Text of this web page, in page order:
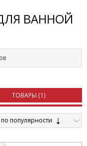
ВАННОЙ
ТОВАРЫ (1)
по популярности